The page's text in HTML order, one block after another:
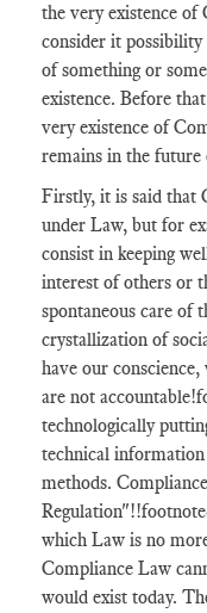
the very existence
consider it possibility
of something or
existence. Before
very existence of
remains in the
Firstly, it is said that
under Law, but for
consist in keeping
interest of others or
spontaneous care of
crystallization of
have our
are not accountable
technologically
technical information
methods.
Regulation"!
which Law is no
Compliance Law
would exist today.